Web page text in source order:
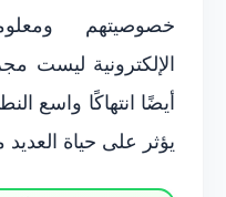
خصوصيتهم
الإلكترونية ليست
أيضًا انتهاكًا واسع
يؤثر على حياة العديد